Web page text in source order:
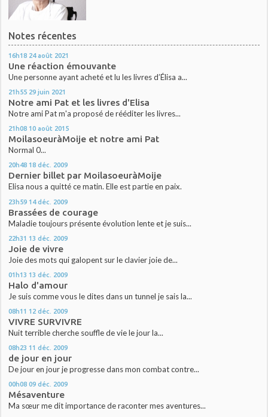
Notes récentes
16h18 24 août 2021
Une réaction émouvante
Une personne ayant acheté et lu les livres d’Élisa a...
21h55 29 juin 2021
Notre ami Pat et les livres d'Elisa
Notre ami Pat m'a proposé de rééditer les livres...
21h08 10 août 2015
MoilasoeuràMoije et notre ami Pat
Normal 0...
20h48 18 déc. 2009
Dernier billet par MoilasoeuràMoije
Elisa nous a quitté ce matin. Elle est partie en paix.
23h59 14 déc. 2009
Brassées de courage
Maladie toujours présente évolution lente et je suis...
22h31 13 déc. 2009
Joie de vivre
Joie des mots qui galopent sur le clavier joie de...
01h13 13 déc. 2009
Halo d'amour
Je suis comme vous le dites dans un tunnel je sais la...
08h11 12 déc. 2009
VIVRE SURVIVRE
Nuit terrible cherche souffle de vie le jour la...
08h23 11 déc. 2009
de jour en jour
De jour en jour je progresse dans mon combat contre...
00h08 09 déc. 2009
Mésaventure
Ma sœur me dit importance de raconter mes aventures...